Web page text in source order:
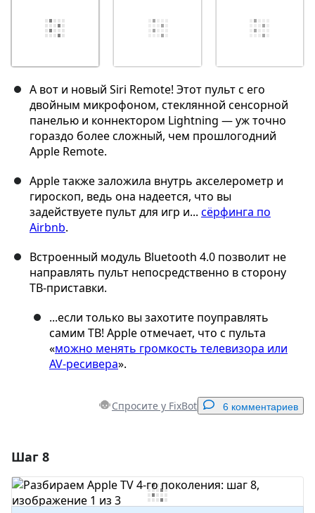
А вот и новый Siri Remote! Этот пульт с его
двойным микрофоном, стеклянной сенсорной
панелью и коннектором Lightning — уж точно
гораздо более сложный, чем прошлогодний
Apple Remote.
Apple также заложила внутрь акселерометр и
гироскоп, ведь она надеется, что вы
задействуете пульт для игр и... сёрфинга по
Airbnb.
Встроенный модуль Bluetooth 4.0 позволит не
направлять пульт непосредственно в сторону
ТВ-приставки.
...если только вы захотите поуправлять
самим ТВ! Apple отмечает, что с пульта
«можно менять громкость телевизора или
AV-ресивера».
Спросите у FixBot 6 комментариев
Добавить комментарий
Шаг 8